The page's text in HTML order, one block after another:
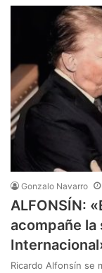
Gonzalo Navarro
ALFONSÍN:
acompañe la
Ricardo Alfonsín se